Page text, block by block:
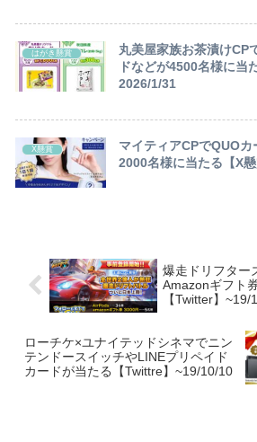
はがき懸賞
丸美屋家族お茶漬けCP
ドなどが4500名様に当
2026/1/31
X懸賞
マイティアCPでQUO
2000名様に当たる【X
爆走ドリフター
Amazonギフト
【Twitter】~19/
ローチケ×ユナイテッドシネマでニン
テンドースイッチやLINEプリペイド
カードが当たる【Twittre】~19/10/10